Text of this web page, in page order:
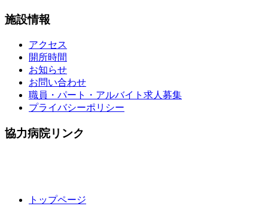
施設情報
アクセス
開所時間
お知らせ
お問い合わせ
職員・パート・アルバイト求人募集
プライバシーポリシー
協力病院リンク
トップページ